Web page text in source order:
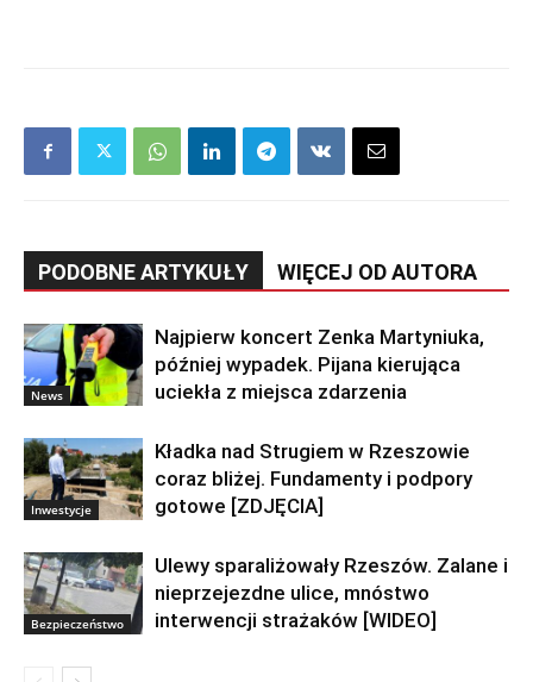
PODOBNE ARTYKUŁY WIĘCEJ OD AUTORA
News
Najpierw koncert Zenka Martyniuka,
później wypadek. Pijana kierująca
uciekła z miejsca zdarzenia
Inwestycje
Kładka nad Strugiem w Rzeszowie
coraz bliżej. Fundamenty i podpory
gotowe [ZDJĘCIA]
Bezpieczeństwo
Ulewy sparaliżowały Rzeszów. Zalane i
nieprzejezdne ulice, mnóstwo
interwencji strażaków [WIDEO]